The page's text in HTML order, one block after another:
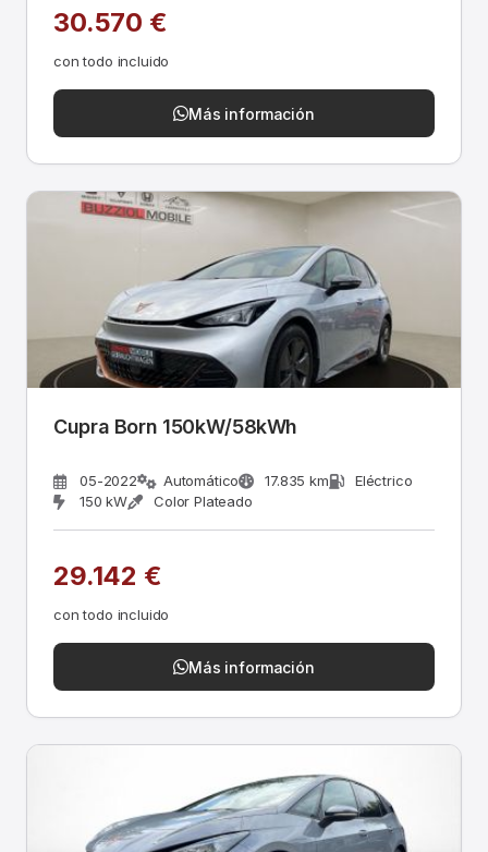
30.570 €
con todo incluido
Más información
Cupra Born 150kW/58kWh
05-2022 Automático 17.835 km
Eléctrico
150 kW
Color Plateado
29.142 €
con todo incluido
Más información